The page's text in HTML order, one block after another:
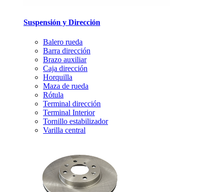
Suspensión y Dirección
Balero rueda
Barra dirección
Brazo auxiliar
Caja dirección
Horquilla
Maza de rueda
Rótula
Terminal dirección
Terminal Interior
Tornillo estabilizador
Varilla central